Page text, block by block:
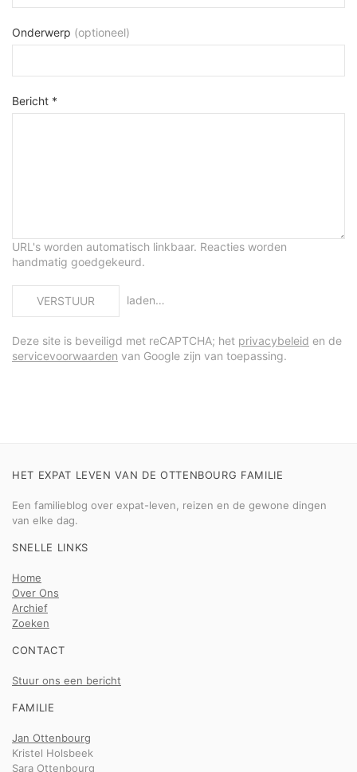
Onderwerp (optioneel)
Bericht *
URL's worden automatisch linkbaar. Reacties worden
handmatig goedgekeurd.
VERSTUUR laden…
Deze site is beveiligd met reCAPTCHA; het privacybeleid en de
servicevoorwaarden van Google zijn van toepassing.
HET EXPAT LEVEN VAN DE OTTENBOURG FAMILIE
Een familieblog over expat-leven, reizen en de gewone dingen
van elke dag.
SNELLE LINKS
Home
Over Ons
Archief
Zoeken
CONTACT
Stuur ons een bericht
FAMILIE
Jan Ottenbourg
Kristel Holsbeek
Sara Ottenbourg